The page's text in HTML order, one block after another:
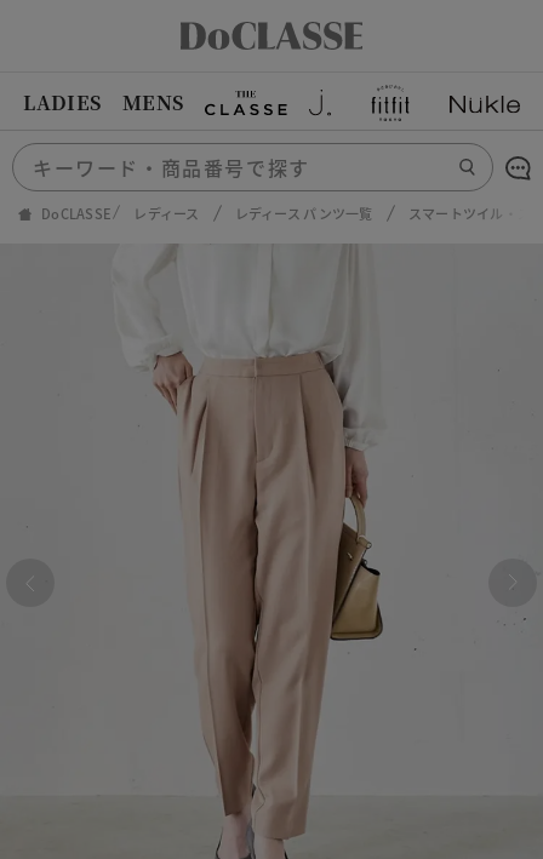
LADIES MENS
DoCLASSE レディース レディース パンツ一覧 スマートツイル・ス